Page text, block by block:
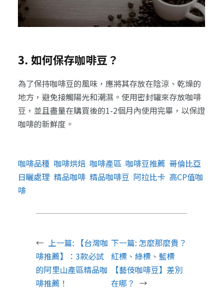
3. 如何保存咖啡豆？
為了保持咖啡豆的風味，應將其存放在陰涼、乾燥的
地方，避免接觸陽光和潮濕。使用密封罐來存放咖啡
豆，並且盡量在購買後的1-2個月內使用完畢，以保證
咖啡的新鮮度。
咖啡品種 咖啡烘焙 咖啡產區 咖啡豆推薦 哥倫比亞
日曬處理 精品咖啡 精品咖啡豆 阿拉比卡 高CP值咖
啡
← 上一篇:
【台灣咖
啡推薦】：3款必試
的阿里山產區精品咖
啡推薦！
下一篇: 怎麼那麼貴？
紅標、綠標、藍標
【藝伎咖啡豆】差別
在哪？ →